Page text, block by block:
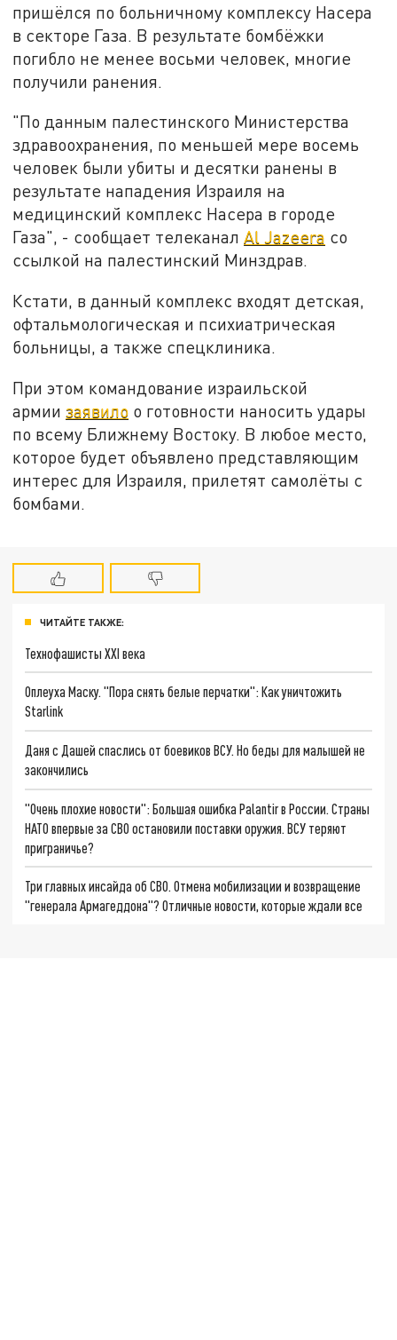
пришёлся по больничному комплексу Насера
в секторе Газа. В результате бомбёжки
погибло не менее восьми человек, многие
получили ранения.
"По данным палестинского Министерства
здравоохранения, по меньшей мере восемь
человек были убиты и десятки ранены в
результате нападения Израиля на
медицинский комплекс Насера в городе
Газа", - сообщает телеканалAl Jazeera со
ссылкой на палестинский Минздрав.
Кстати, в данный комплекс входят детская,
офтальмологическая и психиатрическая
больницы, а также спецклиника.
При этом командование израильской
армиизаявило о готовности наносить удары
по всему Ближнему Востоку. В любое место,
которое будет объявлено представляющим
интерес для Израиля, прилетят самолёты с
бомбами.
ЧИТАЙТЕ ТАКЖЕ:
Технофашисты XXI века
Оплеуха Маску. "Пора снять белые перчатки": Как уничтожить
Starlink
Даня с Дашей спаслись от боевиков ВСУ. Но беды для малышей не
закончились
"Очень плохие новости": Большая ошибка Palantir в России. Страны
НАТО впервые за СВО остановили поставки оружия. ВСУ теряют
приграничье?
Три главных инсайда об СВО. Отмена мобилизации и возвращение
"генерала Армагеддона"? Отличные новости, которые ждали все